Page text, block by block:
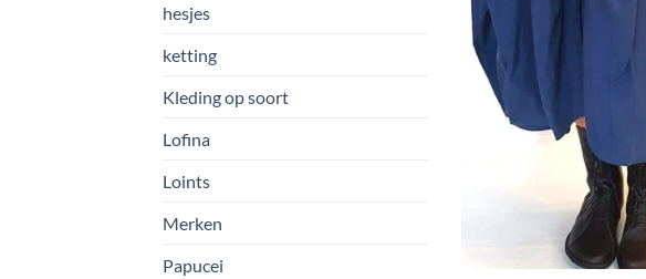
hesjes
ketting
Kleding op soort
Lofina
Loints
Merken
Papucei